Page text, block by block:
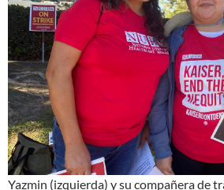
Yazmin (izquierda) y su compañera de